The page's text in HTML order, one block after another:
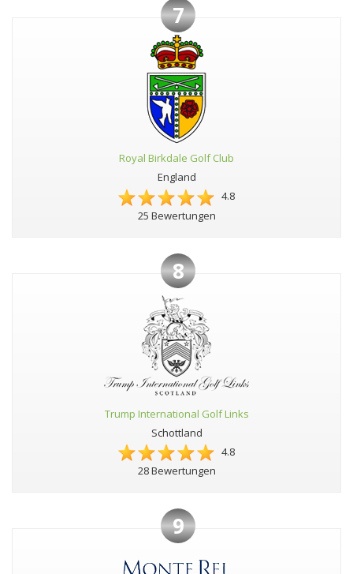
7
Royal Birkdale Golf Club
England
4.8
25 Bewertungen
8
Trump International Golf Links
Schottland
4.8
28 Bewertungen
9